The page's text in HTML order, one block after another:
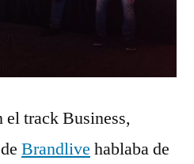
track Business,
de Brandlive hablaba de